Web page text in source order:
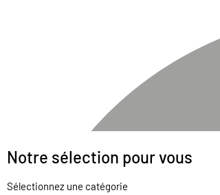
Notre sélection pour vous
Sélectionnez une catégorie